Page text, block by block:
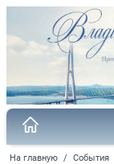
На главную / События